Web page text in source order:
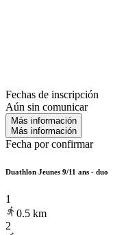
Fechas de inscripción
Aún sin comunicar
Más información
Más información
Fecha por confirmar
Duathlon Jeunes 9/11 ans - duo
1
0.5 km
2